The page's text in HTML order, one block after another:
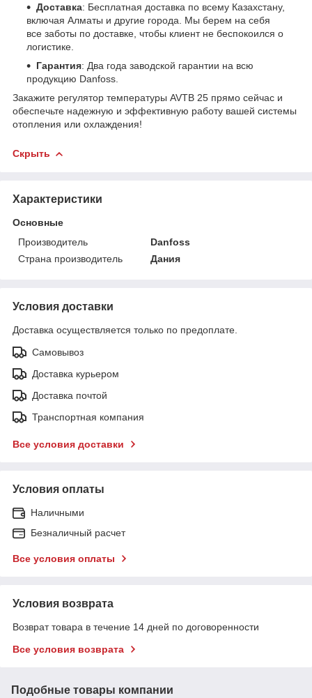
Доставка: Бесплатная доставка по всему Казахстану,
включая Алматы и другие города. Мы берем на себя
все заботы по доставке, чтобы клиент не беспокоился о
логистике.
Гарантия: Два года заводской гарантии на всю
продукцию Danfoss.
Закажите регулятор температуры AVTB 25 прямо сейчас и
обеспечьте надежную и эффективную работу вашей системы
отопления или охлаждения!
Скрыть
Характеристики
Основные
Производитель
Danfoss
Страна производитель
Дания
Условия доставки
Доставка осуществляется только по предоплате.
Самовывоз
Доставка курьером
Доставка почтой
Транспортная компания
Все условия доставки
Условия оплаты
Наличными
Безналичный расчет
Все условия оплаты
Условия возврата
Возврат товара в течение 14 дней по договоренности
Все условия возврата
Подобные товары компании